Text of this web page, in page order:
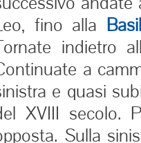
fino alla
indietro
a
e quasi
XVIII secolo.
Sulla